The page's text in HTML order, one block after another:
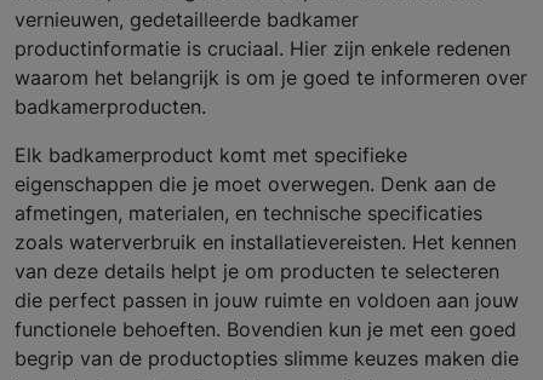
vernieuwen, gedetailleerde badkamer
productinformatie is cruciaal. Hier zijn enkele redenen
waarom het belangrijk is om je goed te informeren over
badkamerproducten.
Elk badkamerproduct komt met specifieke
eigenschappen die je moet overwegen. Denk aan de
afmetingen, materialen, en technische specificaties
zoals waterverbruik en installatievereisten. Het kennen
van deze details helpt je om producten te selecteren
die perfect passen in jouw ruimte en voldoen aan jouw
functionele behoeften. Bovendien kun je met een goed
begrip van de productopties slimme keuzes maken die